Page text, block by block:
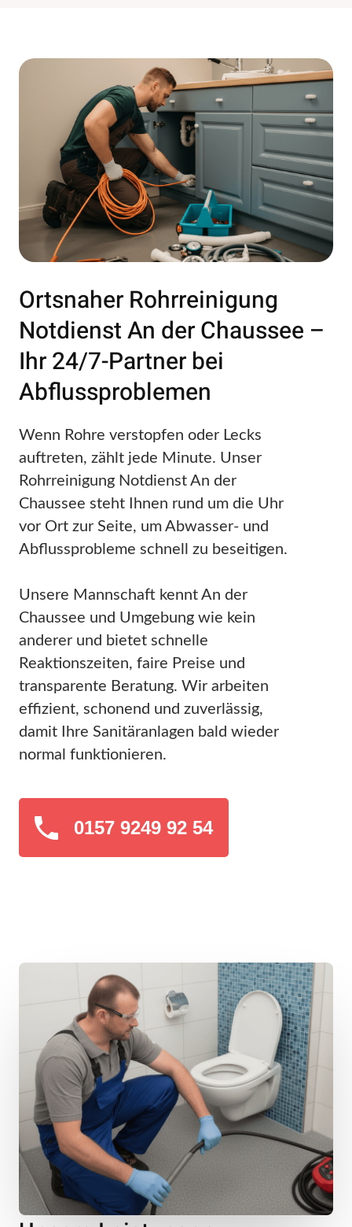
Ortsnaher Rohrreinigung
Notdienst An der Chaussee –
Ihr 24/7-Partner bei
Abflussproblemen
Wenn Rohre verstopfen oder Lecks
auftreten, zählt jede Minute. Unser
Rohrreinigung Notdienst An der
Chaussee steht Ihnen rund um die Uhr
vor Ort zur Seite, um Abwasser- und
Abflussprobleme schnell zu beseitigen.
Unsere Mannschaft kennt An der
Chaussee und Umgebung wie kein
anderer und bietet schnelle
Reaktionszeiten, faire Preise und
transparente Beratung. Wir arbeiten
effizient, schonend und zuverlässig,
damit Ihre Sanitäranlagen bald wieder
normal funktionieren.
0157 9249 92 54